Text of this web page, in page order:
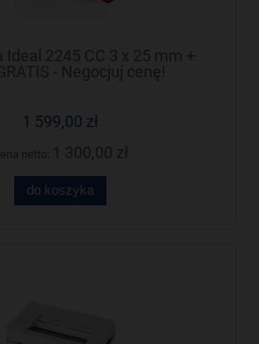
Ideal 2245 CC 3 x 25 mm +
- Negocjuj cenę!
1 599,00 zł
do koszyka